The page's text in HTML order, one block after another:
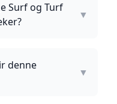
Surf og Turf
▼
denne
▼